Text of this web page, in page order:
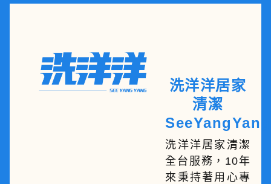
洗洋洋居家
清潔
SeeYangYang
洗洋洋居家清潔
全台服務，10年
來秉持著用心專